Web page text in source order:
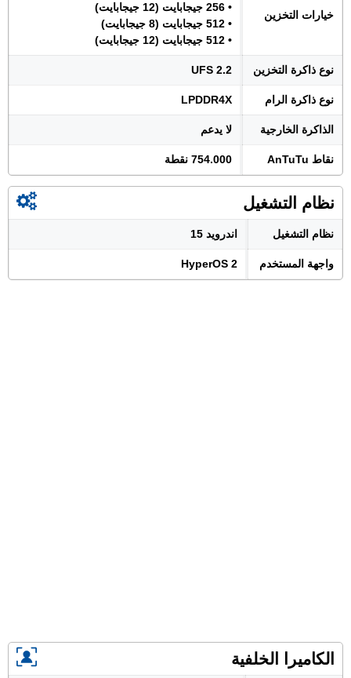
خيارات التخزين
• 256 جيجابايت (12 جيجابايت)
• 512 جيجابايت (8 جيجابايت)
• 512 جيجابايت (12 جيجابايت)
نوع ذاكرة التخزين UFS 2.2
نوع ذاكرة الرام LPDDR4X
الذاكرة الخارجية لا يدعم
نقاط AnTuTu 754.000 نقطة
نظام التشغيل
نظام التشغيل اندرويد 15
واجهة المستخدم HyperOS 2
الكاميرا الخلفية